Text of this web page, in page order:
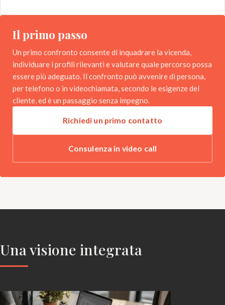
Il primo passo
Un primo confronto consente di inquadrare la vicenda,
individuare i profili rilevanti e valutare quale percorso possa
essere più adeguato. Il confronto può avvenire di persona,
per telefono o in videochiamata, secondo le esigenze del
cliente, ed è un passaggio senza impegno.
Richiedi un primo contatto
Consulenza in video call
Una visione integrata